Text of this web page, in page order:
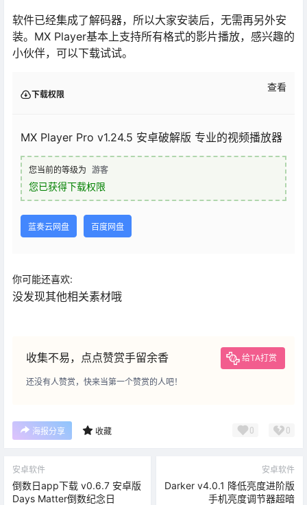
软件已经集成了解码器，所以大家安装后，无需再另外安
装。MX Player基本上支持所有格式的影片播放，感兴趣的
小伙伴，可以下载试试。
下载权限
查看
MX Player Pro v1.24.5 安卓破解版 专业的视频播放器
您当前的等级为 游客
您已获得下载权限
蓝奏云网盘 百度网盘
你可能还喜欢:
没发现其他相关素材哦
收集不易，点点赞赏手留余香 给TA打赏
还没有人赞赏，快来当第一个赞赏的人吧！
海报分享 收藏 0 0
安卓软件
倒数日app下载 v0.6.7 安卓版
Days Matter倒数纪念日
安卓软件
Darker v4.0.1 降低亮度进阶版
手机亮度调节器超暗